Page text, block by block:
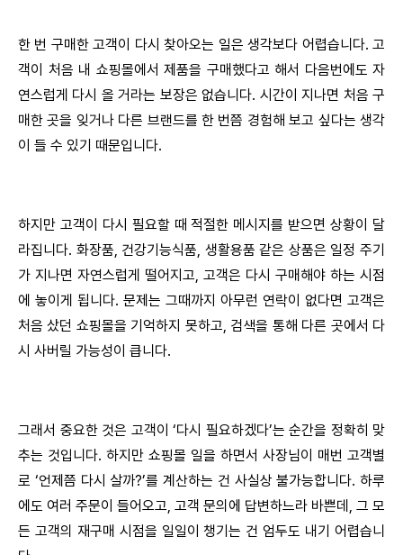
한 번 구매한 고객이 다시 찾아오는 일은 생각보다 어렵습니다. 고
객이 처음 내 쇼핑몰에서 제품을 구매했다고 해서 다음번에도 자
연스럽게 다시 올 거라는 보장은 없습니다. 시간이 지나면 처음 구
매한 곳을 잊거나 다른 브랜드를 한 번쯤 경험해 보고 싶다는 생각
이 들 수 있기 때문입니다.
하지만 고객이 다시 필요할 때 적절한 메시지를 받으면 상황이 달
라집니다. 화장품, 건강기능식품, 생활용품 같은 상품은 일정 주기
가 지나면 자연스럽게 떨어지고, 고객은 다시 구매해야 하는 시점
에 놓이게 됩니다. 문제는 그때까지 아무런 연락이 없다면 고객은
처음 샀던 쇼핑몰을 기억하지 못하고, 검색을 통해 다른 곳에서 다
시 사버릴 가능성이 큽니다.
그래서 중요한 것은 고객이 ‘다시 필요하겠다’는 순간을 정확히 맞
추는 것입니다. 하지만 쇼핑몰 일을 하면서 사장님이 매번 고객별
로 ‘언제쯤 다시 살까?’를 계산하는 건 사실상 불가능합니다. 하루
에도 여러 주문이 들어오고, 고객 문의에 답변하느라 바쁜데, 그 모
든 고객의 재구매 시점을 일일이 챙기는 건 엄두도 내기 어렵습니